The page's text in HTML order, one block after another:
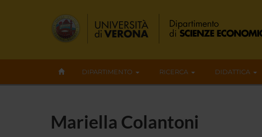
DIPARTIMENTO RICERCA DIDATTICA
Mariella Colantoni